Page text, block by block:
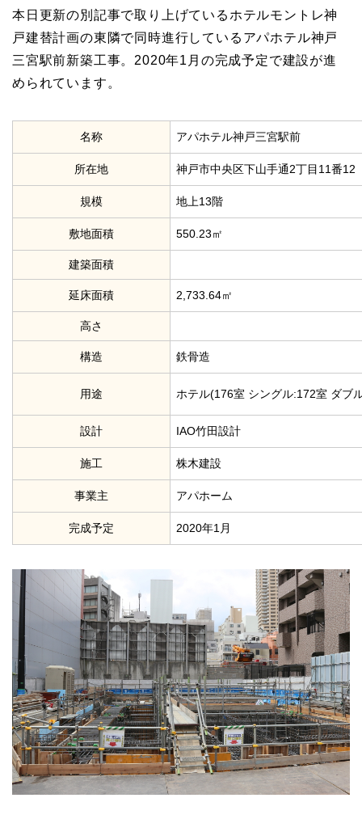
本日更新の別記事で取り上げているホテルモントレ神
戸建替計画の東隣で同時進行しているアパホテル神戸
三宮駅前新築工事。2020年1月の完成予定で建設が進
められています。
名称 アパホテル神戸三宮駅前
所在地 神戸市中央区下山手通2丁目11番12
規模 地上13階
敷地面積 550.23㎡
建築面積
延床面積 2,733.64㎡
高さ
構造 鉄骨造
用途 ホテル(176室 シングル:172室 ダブ
設計 IAO竹田設計
施工 株木建設
事業主 アパホーム
完成予定 2020年1月